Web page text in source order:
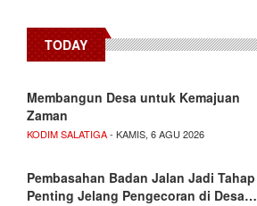
TODAY
Membangun Desa untuk Kemajuan
Zaman
KODIM SALATIGA- KAMIS, 6 AGU 2026
Pembasahan Badan Jalan Jadi Tahap
Penting Jelang Pengecoran di Desa…